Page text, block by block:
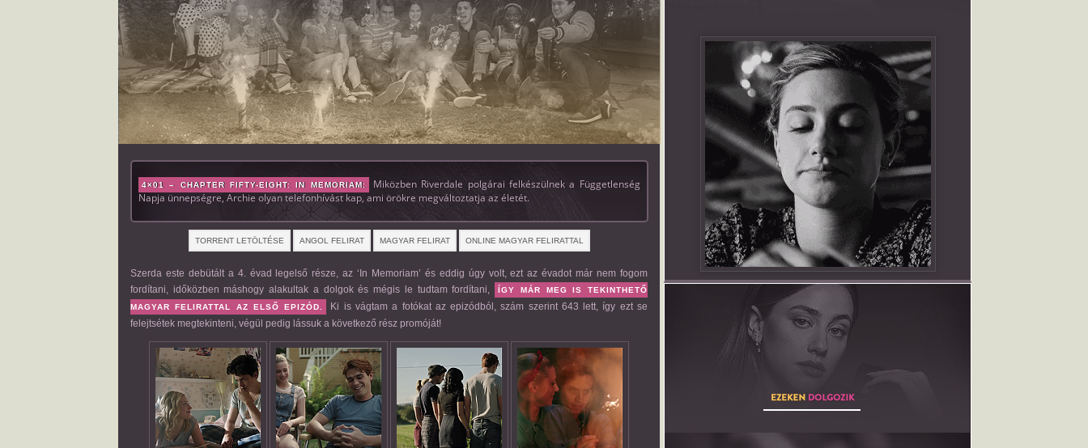
4×01 – CHAPTER FIFTY-EIGHT: IN MEMORIAM:
Miközben Riverdale polgárai felkészülnek a Függetlenség
Napja ünnepségre, Archie olyan telefonhívást kap, ami örökre megváltoztatja az életét.
TORRENT LETÖLTÉSE ANGOL FELIRAT MAGYAR FELIRAT ONLINE MAGYAR FELIRATTAL
Szerda este debütált a 4. évad legelső része, az ‘In Memoriam’ és eddig úgy volt, ezt az évadot már nem fogom
fordítani, időközben máshogy alakultak a dolgok és mégis le tudtam fordítani,
ÍGY MÁR MEG IS TEKINTHETŐ
MAGYAR FELIRATTAL AZ ELSŐ EPIZÓD.
Ki is vágtam a fotókat az epizódból, szám szerint 643 lett, így ezt se
felejtsétek megtekinteni, végül pedig lássuk a következő rész promóját!